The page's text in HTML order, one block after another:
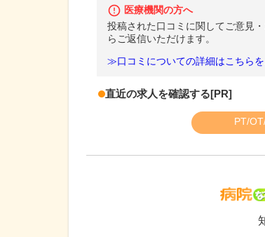
医療機関の方へ
投稿された口コミに関してご意見
らご返信いただけます。
≫口コミについての詳細はこちらを
直近の求人を確認する[PR]
PT/